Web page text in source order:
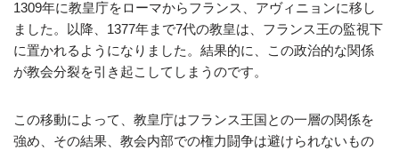
1309年に教皇庁をローマからフランス、アヴィニョンに移し
ました。以降、1377年まで7代の教皇は、フランス王の監視下
に置かれるようになりました。結果的に、この政治的な関係
が教会分裂を引き起こしてしまうのです。
この移動によって、教皇庁はフランス王国との一層の関係を
強め、その結果、教会内部での権力闘争は避けられないもの